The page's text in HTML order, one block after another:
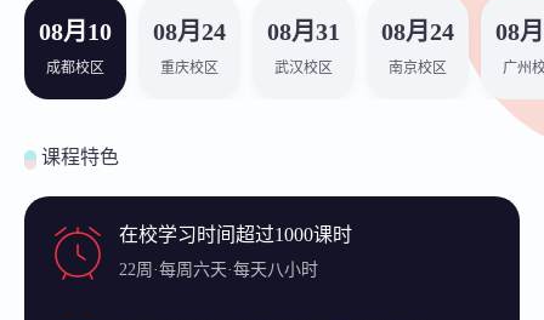
08月10
成都校区
08月24
重庆校区
08月31
武汉校区
08月24
南京校区
08
广州
课程特色
在校学习时间超过1000课时
22周·每周六天·每天八小时